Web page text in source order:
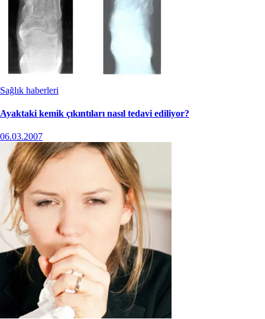
Sağlık haberleri
Ayaktaki kemik çıkıntıları nasıl tedavi ediliyor?
06.03.2007